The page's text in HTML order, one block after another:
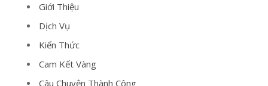
Giới Thiệu
Dịch Vụ
Kiến Thức
Cam Kết Vàng
Câu Chuyện Thành Công